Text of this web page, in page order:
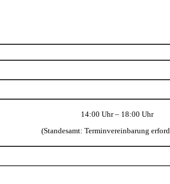
14:00 Uhr – 18:00 Uhr
(Standesamt: Terminvereinbarung